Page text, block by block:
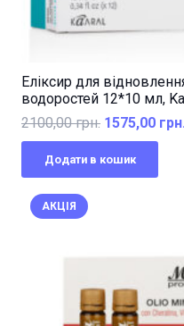
Еліксир для
водоростей 12*10 мл,
2100,00грн. Оригінальна
ціна:
1575,00 грн.
Додати в кошик
АКЦІЯ